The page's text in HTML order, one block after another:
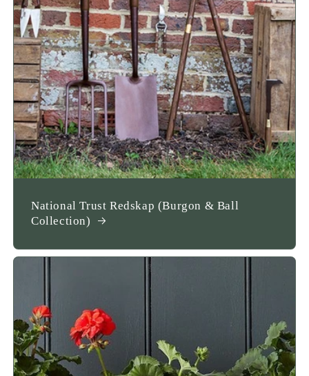
National Trust Redskap (Burgon & Ball
Collection)